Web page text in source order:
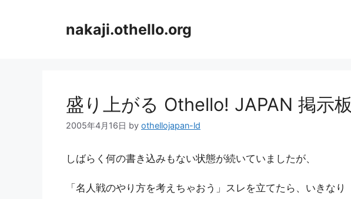
nakaji.othello.org
盛り上がる Othello! JAPAN 掲示板
2005年4月16日 by othellojapan-ld
しばらく何の書き込みもない状態が続いていましたが、
「名人戦のやり方を考えちゃおう」スレを立てたら、いきなり